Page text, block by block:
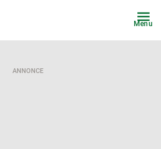
Menu
ANNONCE